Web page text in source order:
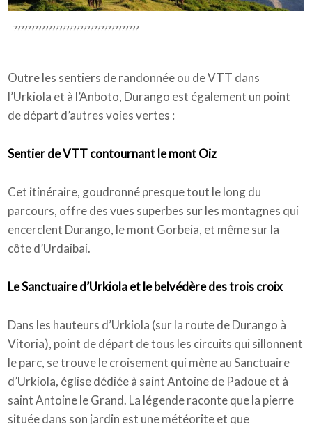
????????????????????????????????????
Outre les sentiers de randonnée ou de VTT dans
l’Urkiola et à l’Anboto, Durango est également un point
de départ d’autres voies vertes :
Sentier de VTT contournant le mont Oiz
Cet itinéraire, goudronné presque tout le long du
parcours, offre des vues superbes sur les montagnes qui
encerclent Durango, le mont Gorbeia, et même sur la
côte d’Urdaibai.
Le Sanctuaire d’Urkiola et le belvédère des trois croix
Dans les hauteurs d’Urkiola (sur la route de Durango à
Vitoria), point de départ de tous les circuits qui sillonnent
le parc, se trouve le croisement qui mène au Sanctuaire
d’Urkiola, église dédiée à saint Antoine de Padoue et à
saint Antoine le Grand. La légende raconte que la pierre
située dans son jardin est une météorite et que